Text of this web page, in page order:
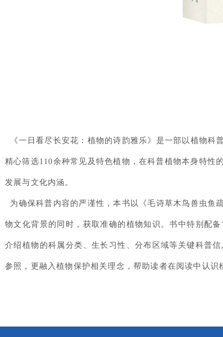
《一日看尽长安花：植物的诗韵雅乐》是一部以植物科
精心筛选110余种常见及特色植物，在科普植物本身特性
发展与文化内涵。
为确保科普内容的严谨性，本书以《毛诗草木鸟兽虫鱼
物文化背景的同时，获取准确的植物知识。书中特别配
介绍植物的科属分类 、生长习性、分布区域等关键科普
参照，更融入植物保护相关理念，帮助读者在阅读中认